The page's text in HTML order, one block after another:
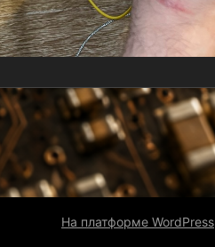
На платформе WordPress